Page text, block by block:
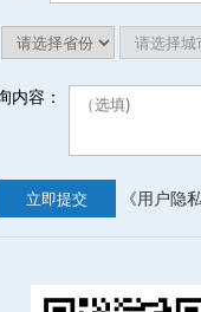
内容：
立即提交 《用户隐